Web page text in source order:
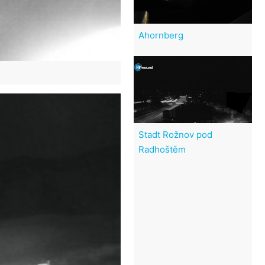
Ahornberg
Stadt Rožnov pod
Radhoštěm